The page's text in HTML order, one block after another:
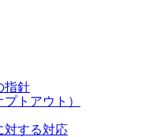
指針
トアウト）
対する対応